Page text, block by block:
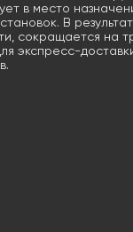
в место
В
сокращается на
экспресс-